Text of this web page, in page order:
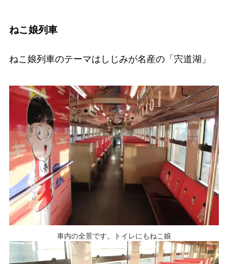
ねこ娘列車
ねこ娘列車のテーマはしじみが名産の「宍道湖」
車内の全景です。トイレにもねこ娘